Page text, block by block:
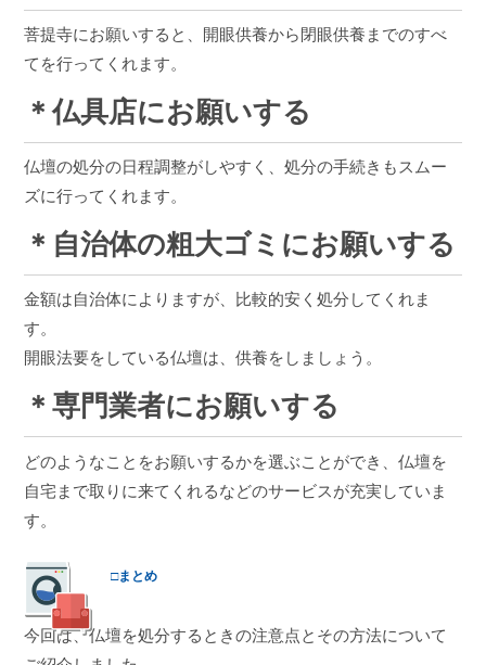
菩提寺にお願いすると、開眼供養から閉眼供養までのすべ
てを行ってくれます。
＊仏具店にお願いする
仏壇の処分の日程調整がしやすく、処分の手続きもスムー
ズに行ってくれます。
＊自治体の粗大ゴミにお願いする
金額は自治体によりますが、比較的安く処分してくれま
す。
開眼法要をしている仏壇は、供養をしましょう。
＊専門業者にお願いする
どのようなことをお願いするかを選ぶことができ、仏壇を
自宅まで取りに来てくれるなどのサービスが充実していま
す。
□まとめ
今回は、仏壇を処分するときの注意点とその方法について